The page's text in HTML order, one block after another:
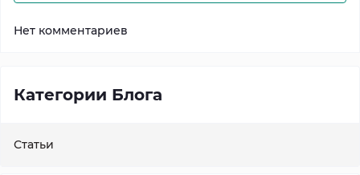
Нет комментариев
Категории Блога
Статьи